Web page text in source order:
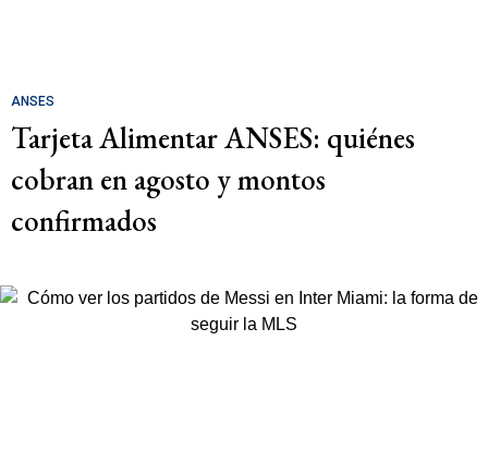
ANSES
Tarjeta Alimentar ANSES: quiénes
cobran en agosto y montos
confirmados